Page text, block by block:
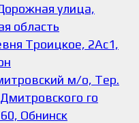
улица,
область
Троицкое, 2Ас1,
м/о, Тер.
го
Обнинск